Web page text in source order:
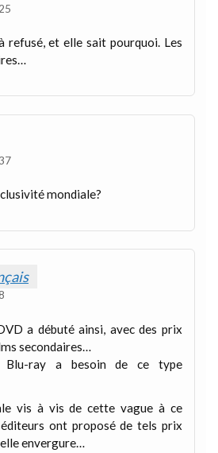
refusé, et elle sait pourquoi. Les
mondiale?
a débuté ainsi, avec des prix
secondaires…
Blu-ray a besoin de ce type
vis à vis de cette vague à ce
ont proposé de tels prix
envergure…